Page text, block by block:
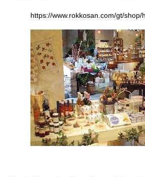
https://www.rokkosan.com/gt/shop/